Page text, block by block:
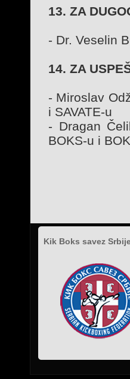
13. ZA
- Dr. Veselin
14. ZA
- Miroslav
i SAVATE-u
- Dragan
BOKS-u i
Kik Boks savez